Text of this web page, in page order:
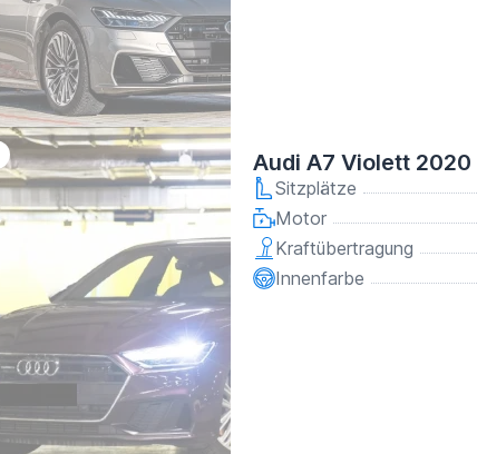
Audi A7 Violett 2020
Sitzplätze
Motor
Kraftübertragung
Innenfarbe